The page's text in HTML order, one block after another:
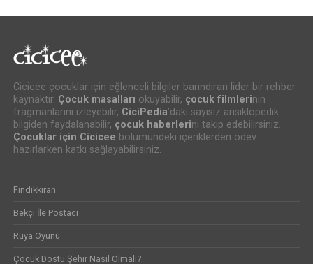
Cicicee çocuklar için eğlenceli bilgiler barındıran lider bir rehber
kaynaktır. Çocuk masalları okuyabilir, çocuk filmlerinin
fragmanlarını izleyebilir, CiciPedia’daki sayısız ansiklopedik
bilgiden faydalanabilir, çocuk haberlerini takip edebilirsiniz.
Çocuklar için Cicicee bölümündeki içeriklerden ödev
hazırlarken katkı sağlayabilirsiniz.
Fındıkkıran
Bekçi İle Postacı
Rüya Oyunu
Çocuk Dostu Şehir Nasıl Olmalı?